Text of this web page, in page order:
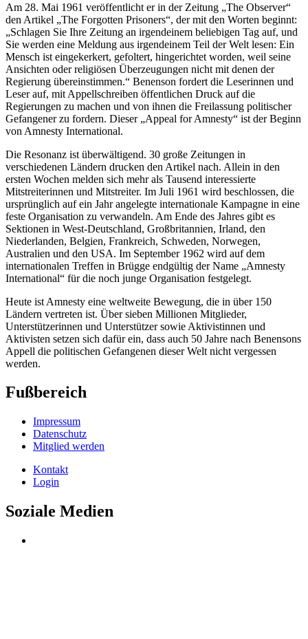
Am 28. Mai 1961 veröffentlicht er in der Zeitung „The Observer“
den Artikel „The Forgotten Prisoners“, der mit den Worten beginnt:
„Schlagen Sie Ihre Zeitung an irgendeinem beliebigen Tag auf, und
Sie werden eine Meldung aus irgendeinem Teil der Welt lesen: Ein
Mensch ist eingekerkert, gefoltert, hingerichtet worden, weil seine
Ansichten oder religiösen Überzeugungen nicht mit denen der
Regierung übereinstimmen.“ Benenson fordert die Leserinnen und
Leser auf, mit Appellschreiben öffentlichen Druck auf die
Regierungen zu machen und von ihnen die Freilassung politischer
Gefangener zu fordern. Dieser „Appeal for Amnesty“ ist der Beginn
von Amnesty International.
Die Resonanz ist überwältigend. 30 große Zeitungen in
verschiedenen Ländern drucken den Artikel nach. Allein in den
ersten Wochen melden sich mehr als Tausend interessierte
Mitstreiterinnen und Mitstreiter. Im Juli 1961 wird beschlossen, die
ursprünglich auf ein Jahr angelegte internationale Kampagne in eine
feste Organisation zu verwandeln. Am Ende des Jahres gibt es
Sektionen in West-Deutschland, Großbritannien, Irland, den
Niederlanden, Belgien, Frankreich, Schweden, Norwegen,
Australien und den USA. Im September 1962 wird auf dem
internationalen Treffen in Brügge endgültig der Name „Amnesty
International“ für die noch junge Organisation festgelegt.
Heute ist Amnesty eine weltweite Bewegung, die in über 150
Ländern vertreten ist. Über sieben Millionen Mitglieder,
Unterstützerinnen und Unterstützer sowie Aktivistinnen und
Aktivisten setzen sich dafür ein, dass auch 50 Jahre nach Benensons
Appell die politischen Gefangenen dieser Welt nicht vergessen
werden.
Fußbereich
Impressum
Datenschutz
Mitglied werden
Kontakt
Login
Soziale Medien